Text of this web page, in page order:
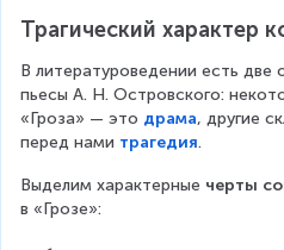
Трагический характер
В литературоведении есть две
пьесы А. Н. Островского:
«Гроза» — это драма, другие
перед нами трагедия.
Выделим характерные черты
в «Грозе»: